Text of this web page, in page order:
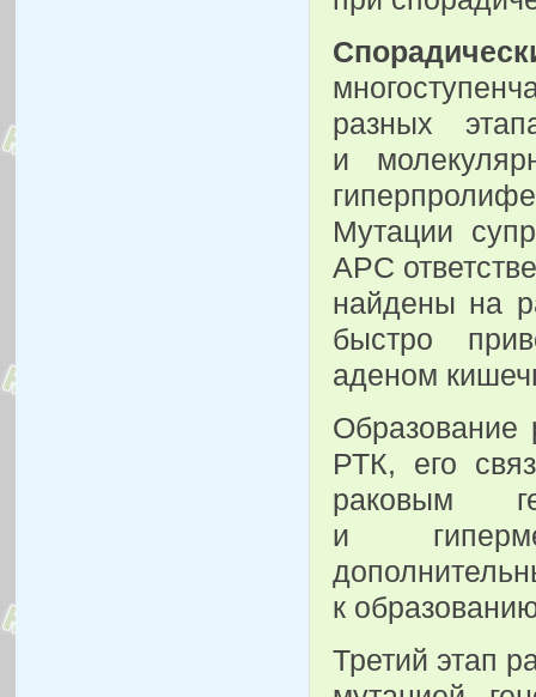
разных
и
Мутации
АРС
найдены на
быстро
аденом
Образование
РТК, его
раковым
и
к
Третий этап